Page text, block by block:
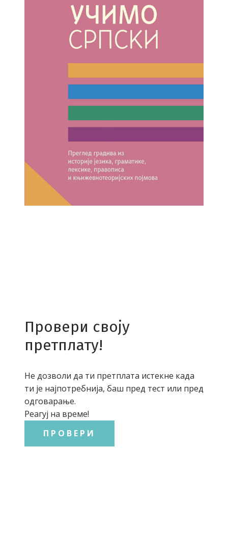
Провери своју
претплату!
Не дозволи да ти претплата истекне када
ти је најпотребнија, баш пред тест или пред
одговарање.
Реагуј на време!
ПРОВЕРИ